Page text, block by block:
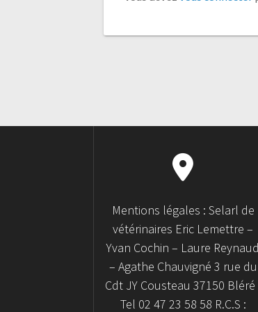
Mentions légales : Selarl de
vétérinaires Eric Lemettre –
Yvan Cochin – Laure Reynaud
– Agathe Chauvigné 3 rue du
Cdt JY Cousteau 37150 Bléré
Tel 02 47 23 58 58 R.C.S :